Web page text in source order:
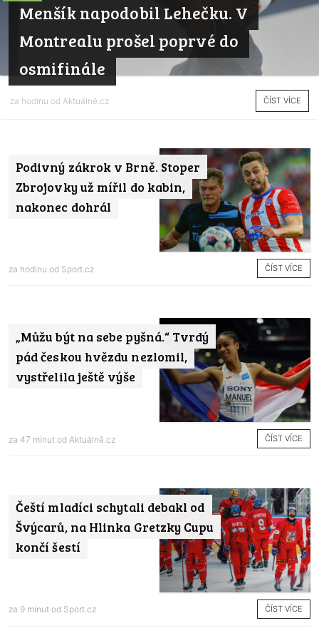
Menšík napodobil Lehečku. V
Montrealu prošel poprvé do
osmifinále
za hodinu od Aktuálně.cz ČÍST VÍCE
Podivný zákrok v Brně. Stoper
Zbrojovky už mířil do kabin,
nakonec dohrál
za hodinu od Sport.cz ČÍST VÍCE
„Můžu být na sebe pyšná.“ Tvrdý
pád českou hvězdu nezlomil,
vystřelila ještě výše
za 47 minut od Aktuálně.cz ČÍST VÍCE
Čeští mladíci schytali debakl od
Švýcarů, na Hlinka Gretzky Cupu
končí šestí
za 9 minut od Sport.cz ČÍST VÍCE